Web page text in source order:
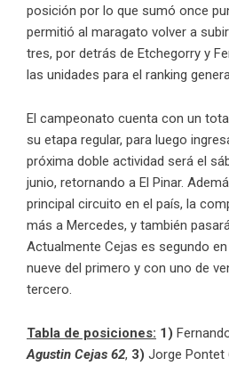
posición por lo que sumó once
permitió al maragato volver a
tres, por detrás de Etchegorry y
las unidades para el ranking
El campeonato cuenta con un
su etapa regular, para luego
próxima doble actividad será el
junio, retornando a El Pinar.
principal circuito en el país, la
más a Mercedes, y también
Actualmente Cejas es segundo
nueve del primero y con uno de
tercero.
Tabla de posiciones: 1)
Agustin Cejas 62, 3) Jorge Pontet